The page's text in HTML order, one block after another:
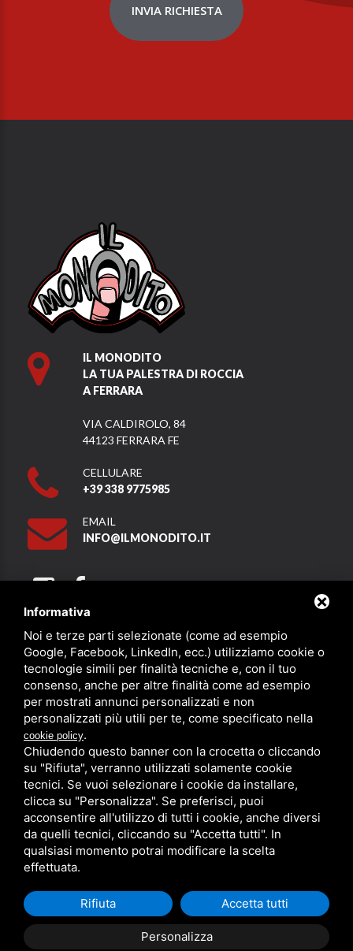
INVIA RICHIESTA
IL MONODITO
LA TUA PALESTRA DI ROCCIA
A FERRARA
VIA CALDIROLO, 84
44123 FERRARA FE
CELLULARE
+39 338 9775985
EMAIL
INFO@ILMONODITO.IT
Partner
PRIVACY SITEMAP/ QUESTO SITO È PROTETTO DA GOOGLE
RECAPTCHA V3,PRIVACY POLICYE TERMS OF SERVICEDI GOOGLE.
Informativa
Noi e terze parti selezionate (come ad esempio
Google, Facebook, LinkedIn, ecc.) utilizziamo cookie o
tecnologie simili per finalità tecniche e, con il tuo
consenso, anche per altre finalità come ad esempio
per mostrati annunci personalizzati e non
personalizzati più utili per te, come specificato nella
cookie policy.
Chiudendo questo banner con la crocetta o cliccando
su "Rifiuta", verranno utilizzati solamente cookie
tecnici. Se vuoi selezionare i cookie da installare,
clicca su "Personalizza". Se preferisci, puoi
acconsentire all'utilizzo di tutti i cookie, anche diversi
da quelli tecnici, cliccando su "Accetta tutti". In
qualsiasi momento potrai modificare la scelta
effettuata.
Personalizza
Rifiuta Accetta tutti